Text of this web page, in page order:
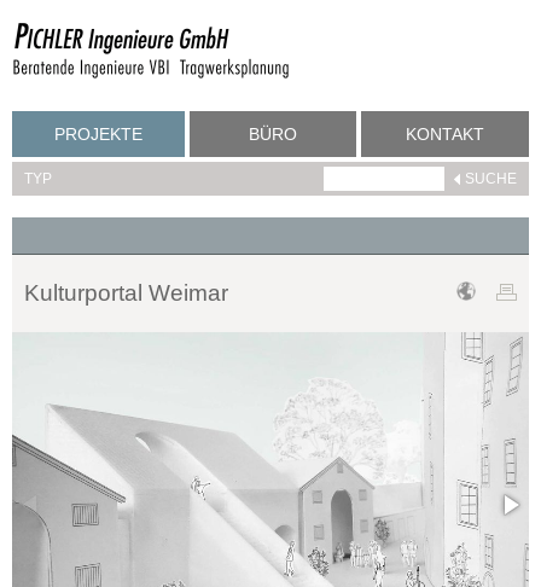
PROJEKTE BÜRO KONTAKT
TYP
Kulturportal Weimar